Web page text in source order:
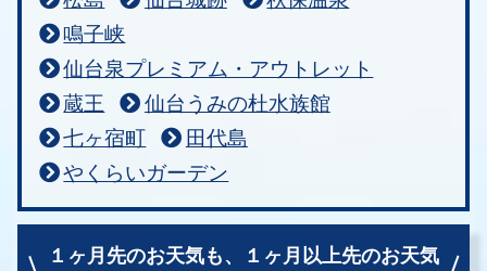
鳴子峡
仙台泉プレミアム・アウトレット
蔵王
仙台うみの杜水族館
七ヶ宿町
田代島
やくらいガーデン
１ヶ月先のお天気も、
１ヶ月以上先のお天気